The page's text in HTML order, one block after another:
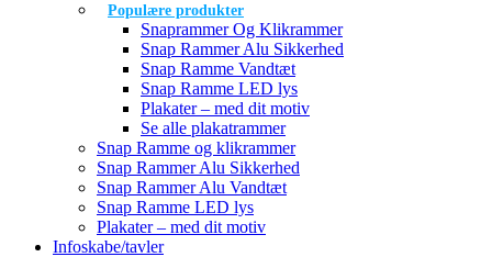
Populære produkter
Snaprammer Og Klikrammer
Snap Rammer Alu Sikkerhed
Snap Ramme Vandtæt
Snap Ramme LED lys
Plakater – med dit motiv
Se alle plakatrammer
Snap Ramme og klikrammer
Snap Rammer Alu Sikkerhed
Snap Rammer Alu Vandtæt
Snap Ramme LED lys
Plakater – med dit motiv
Infoskabe/tavler